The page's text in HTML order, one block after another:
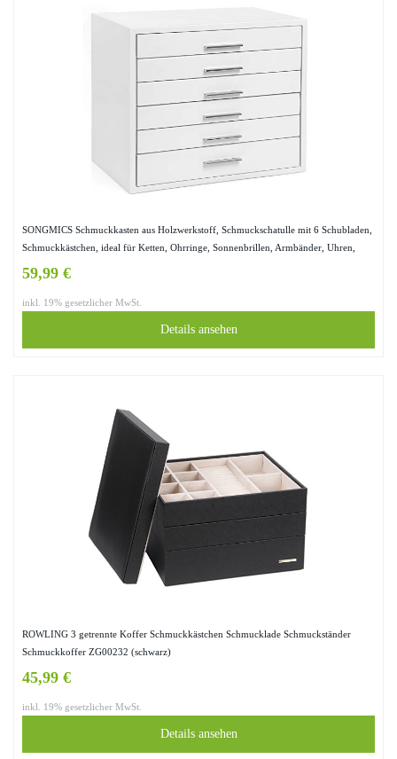
SONGMICS Schmuckkasten aus Holzwerkstoff, Schmuckschatulle mit 6 Schubladen,
Schmuckkästchen, ideal für Ketten, Ohrringe, Sonnenbrillen, Armbänder, Uhren,
59,99 €
inkl. 19% gesetzlicher MwSt.
Details ansehen
ROWLING 3 getrennte Koffer Schmuckkästchen Schmucklade Schmuckständer
Schmuckkoffer ZG00232 (schwarz)
45,99 €
inkl. 19% gesetzlicher MwSt.
Details ansehen